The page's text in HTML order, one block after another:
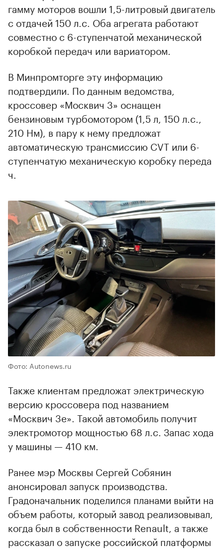
гамму моторов вошли 1,5-литровый двигатель
с отдачей 150 л.с. Оба агрегата работают
совместно с 6-ступенчатой механической
коробкой передач или вариатором.
В Минпромторге эту информацию
подтвердили. По данным ведомства,
кроссовер «Москвич 3» оснащен
бензиновым турбомотором (1,5 л, 150 л.с.,
210 Нм), в пару к нему предложат
автоматическую трансмиссию CVT или 6-
ступенчатую механическую коробку переда
ч.
Фото: Autonews.ru
Также клиентам предложат электрическую
версию кроссовера под названием
«Москвич 3e». Такой автомобиль получит
электромотор мощностью 68 л.с. Запас хода
у машины — 410 км.
Ранее мэр Москвы Сергей Собянин
анонсировал запуск производства.
Градоначальник поделился планами выйти на
объем работы, который завод реализовывал,
когда был в собственности Renault, а также
рассказал о запуске российской платформы